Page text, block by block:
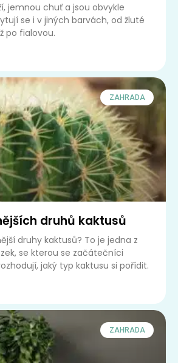
jemnou chuť a jsou obvykle
se i v jiných barvách, od žluté
po fialovou.
ZAHRADA
druhů kaktusů
druhy kaktusů? To je jedna z
se kterou se začátečníci
jaký typ kaktusu si pořídit.
ZAHRADA